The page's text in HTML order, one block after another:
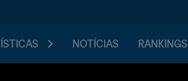
NOTÍCIAS RANKINGS